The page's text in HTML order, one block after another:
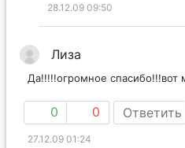
28.12.09 09:50
Лиза
Да!!!!!огромное спасибо!!!вот
0 0 Ответить
27.12.09 01:24